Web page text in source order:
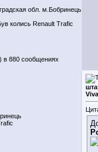
обл. м.Бобринець
колись Renault Trafic
в 880 сообщениях